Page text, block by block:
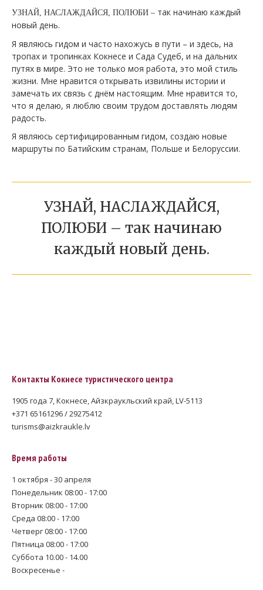
УЗНАЙ, НАСЛАЖДАЙСЯ, ПОЛЮБИ – так начинаю каждый
новый день.
Я являюсь гидом и часто нахожусь в пути – и здесь, на
тропах и тропинках Кокнесе и Сада Судеб, и на дальних
путях в мире. Это не только моя работа, это мой стиль
жизни. Мне нравится открывать извилины истории и
замечать их связь с днём настоящим. Мне нравится то,
что я делаю, я люблю своим трудом доставлять людям
радость.
Я являюсь сертифицированным гидом, создаю новые
маршруты по Батийским странам, Польше и Белоруссии.
УЗНАЙ, НАСЛАЖДАЙСЯ,
ПОЛЮБИ – так начинаю
каждый новый день.
Контакты Кокнесе туристического центра
1905 года 7, Кокнесе, Айзкраукльский край, LV-5113
+371 65161296 / 29275412
turisms@aizkraukle.lv
Время работы
1 октября - 30 апреля
Понедельник 08:00 - 17:00
Вторник 08:00 - 17:00
Среда 08:00 - 17:00
Четверг 08:00 - 17:00
Пятница 08:00 - 17:00
Суббота 10.00 - 14.00
Воскресенье -